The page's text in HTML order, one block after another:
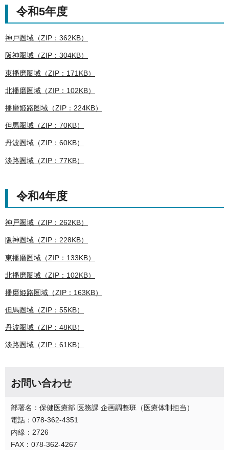
令和5年度
神戸圏域（ZIP：362KB）
阪神圏域（ZIP：304KB）
東播磨圏域（ZIP：171KB）
北播磨圏域（ZIP：102KB）
播磨姫路圏域（ZIP：224KB）
但馬圏域（ZIP：70KB）
丹波圏域（ZIP：60KB）
淡路圏域（ZIP：77KB）
令和4年度
神戸圏域（ZIP：262KB）
阪神圏域（ZIP：228KB）
東播磨圏域（ZIP：133KB）
北播磨圏域（ZIP：102KB）
播磨姫路圏域（ZIP：163KB）
但馬圏域（ZIP：55KB）
丹波圏域（ZIP：48KB）
淡路圏域（ZIP：61KB）
お問い合わせ
部署名：保健医療部 医務課 企画調整班（医療体制担当）
電話：078-362-4351
内線：2726
FAX：078-362-4267